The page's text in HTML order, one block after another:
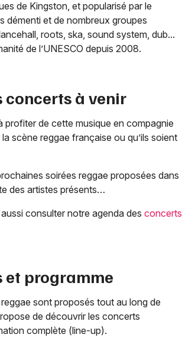
de Kingston, et popularisé par le
démenti et de nombreux groupes
roots, ska, sound system, dub...
de l’UNESCO depuis 2008.
concerts à venir
profiter de cette musique en compagnie
scène reggae française ou qu’ils soient
soirées reggae proposées dans
des artistes présents…
consulter notre agenda des concerts
et programme
sont proposés tout au long de
de découvrir les concerts
complète (line-up).